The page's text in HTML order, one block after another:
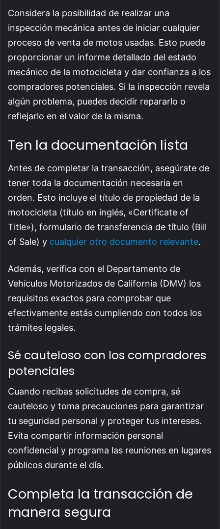
Considera la posibilidad de realizar una
inspección mecánica antes de iniciar cualquier
proceso de venta de motos usadas. Esto puede
proporcionar un informe detallado del estado
mecánico de la motocicleta y dar confianza a los
compradores potenciales. Si la inspección revela
algún problema, puedes decidir repararlo o
reflejarlo en el valor de la misma.
Ten la documentación lista
Antes de completar la transacción, asegúrate de
tener toda la documentación necesaria en
orden. Esto incluye el título de propiedad de la
motocicleta (título en inglés, «Certificate of
Title»), formulario de transferencia de título (Bill
of Sale) y cualquier otro documento relevante.
Además, verifica con el Departamento de
Vehículos Motorizados de California (DMV) los
requisitos exactos para comprobar que
efectivamente estás cumpliendo con todos los
trámites legales.
Sé cauteloso con los compradores
potenciales
Cuando recibas solicitudes de compra, sé
cauteloso y toma precauciones para garantizar
tu seguridad personal y proteger tus intereses.
Evita compartir información personal
confidencial y programa las reuniones en lugares
públicos durante el día.
Completa la transacción de
manera segura